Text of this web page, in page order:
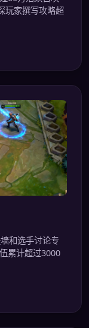
玩家撰写攻略超
和选手讨论专
累计超过3000